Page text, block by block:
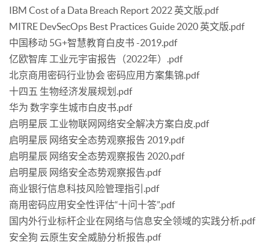
IBM Cost of a Data Breach Report 2022 英文版.pdf
MITRE DevSecOps Best Practices Guide 2020 英文版.pdf
中国移动 5G+智慧教育白皮书 -2019.pdf
亿欧智库 工业元宇宙报告（2022年）.pdf
北京商用密码行业协会 密码应用方案集锦.pdf
十四五 生物经济发展规划.pdf
华为 数字孪生城市白皮书.pdf
启明星辰 工业物联网网络安全解决方案白皮.pdf
启明星辰 网络安全态势观察报告 2019.pdf
启明星辰 网络安全态势观察报告 2020.pdf
启明星辰 网络安全态势观察报告.pdf
商业银行信息科技风险管理指引.pdf
商用密码应用安全性评估“十问十答”.pdf
国内外行业标杆企业在网络与信息安全领域的实践分析.pdf
安全狗 云原生安全威胁分析报告.pdf